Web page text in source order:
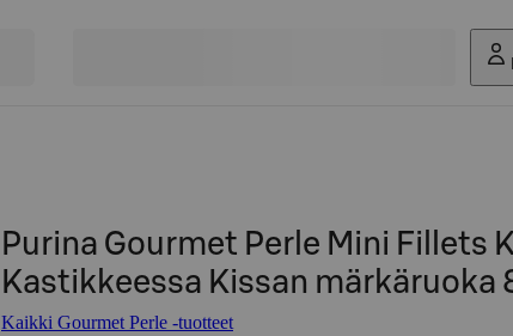
Purina Gourmet Perle Mini Fillets
Kastikkeessa Kissan märkäruoka
Kaikki Gourmet Perle -tuotteet